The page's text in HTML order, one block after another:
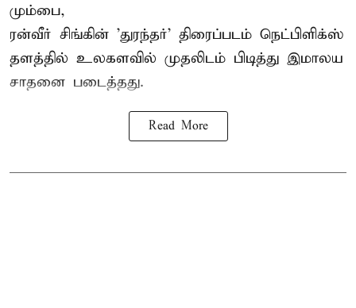
மும்பை,
ரன்வீர் சிங்கின் 'துரந்தர்' திரைப்படம் நெட்பிளிக்ஸ்
தளத்தில் உலகளவில் முதலிடம் பிடித்து இமாலய
சாதனை படைத்தது.
Read More